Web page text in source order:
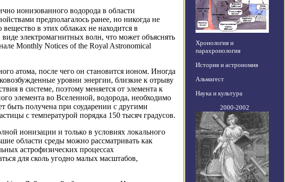
ионизованного водорода в области
предполагалось ранее, но никогда не
в этих облаках не находится в
электромагнитных волн, что может объяснять
Monthly Notices of the Royal Astronomical
атома, после чего он становится ионом. Иногда
уровни энергии, близкие к отрыву
в системе, поэтому меняется от элемента к
элемента во Вселенной, водорода, необходимо
быть получена при соударении с другими
с температурой порядка 150 тысяч градусов.
ионизации и только в условиях локального
области среды можно рассматривать как
астрофизических процессах
для сколь угодно малых масштабов,
Хронология и
парахронология
История и астрономия
Альмагест
Наука и культура
2000-2002